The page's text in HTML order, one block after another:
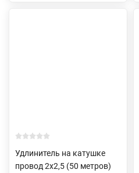
Удлинитель на катушке
провод 2х2,5 (50 метров)